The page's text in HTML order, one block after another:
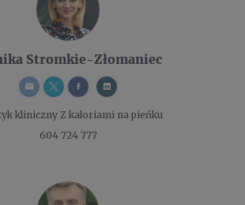
Stromkie-Złomaniec
kliniczny Z kaloriami na pieńku
604 724 777